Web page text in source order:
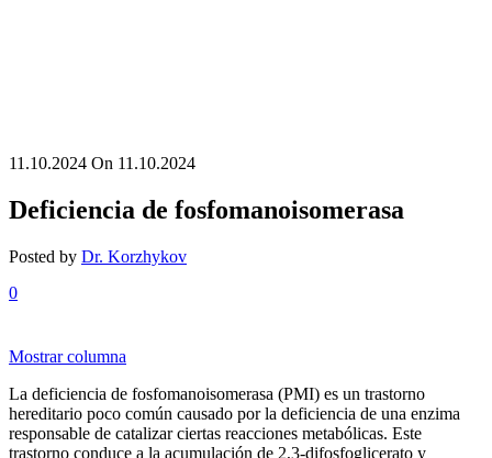
11.10.2024 On 11.10.2024
Deficiencia de fosfomanoisomerasa
Posted by Dr. Korzhykov
0
Mostrar columna
La deficiencia de fosfomanoisomerasa (PMI) es un trastorno
hereditario poco común causado por la deficiencia de una enzima
responsable de catalizar ciertas reacciones metabólicas. Este
trastorno conduce a la acumulación de 2,3-difosfoglicerato y